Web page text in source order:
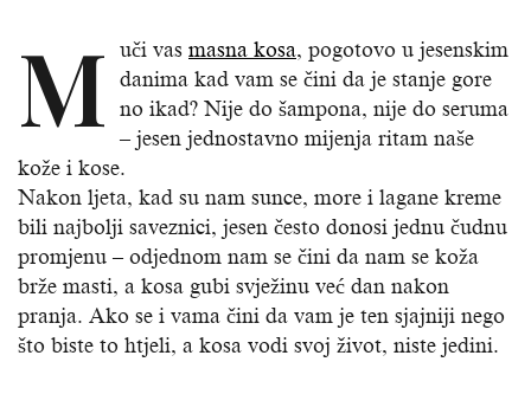
M uči vas masna kosa, pogotovo u jesenskim
danima kad vam se čini da je stanje gore
no ikad? Nije do šampona, nije do seruma
– jesen jednostavno mijenja ritam naše
kože i kose.
Nakon ljeta, kad su nam sunce, more i lagane kreme
bili najbolji saveznici, jesen često donosi jednu čudnu
promjenu – odjednom nam se čini da nam se koža
brže masti, a kosa gubi svježinu već dan nakon
pranja. Ako se i vama čini da vam je ten sjajniji nego
što biste to htjeli, a kosa vodi svoj život, niste jedini.